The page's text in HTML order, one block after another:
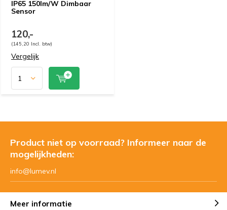
IP65 150lm/W Dimbaar
Sensor
120,-
(145,20 Incl. btw)
Vergelijk
Product niet op voorraad? Informeer naar de
mogelijkheden:
info@lumev.nl
Meer informatie